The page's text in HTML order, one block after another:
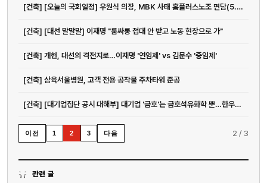
[건축] [오늘의 국회일정] 우원식 의장, MBK 사태 홈플러스노조 면담(5.22)
[건축] [대선 말말말] 이재명 "룸싸롱 접대 안 받고 노동 현장으로 가"
[건축] 개헌, 대선의 격전지로…이재명 '연임제' vs 김문수 '중임제'
[건축] 삼육서울병원, 고객 전용 공작물 주차타워 준공
[건축] [대기업집단 공시 대해부] 대기업 '금호'는 금호석유화학 뿐…한우물 전...
이전 1 2 3 다음 2 / 3
관련 글
전화
이메일